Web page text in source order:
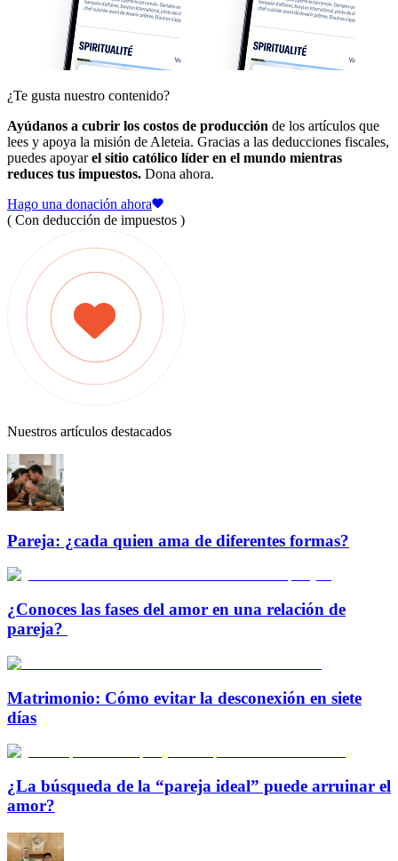
¿Te gusta nuestro contenido?
Ayúdanos a cubrir los costos de producción de los artículos que
lees y apoya la misión de Aleteia. Gracias a las deducciones fiscales,
puedes apoyarel sitio católico líder en el mundo mientras
reduces tus impuestos. Dona ahora.
Hago una donación ahora
( Con deducción de impuestos )
Nuestros artículos destacados
Pareja: ¿cada quien ama de diferentes formas?
¿Conoces las fases del amor en una relación de
pareja?
Matrimonio: Cómo evitar la desconexión en siete
días
¿La búsqueda de la “pareja ideal” puede arruinar el
amor?